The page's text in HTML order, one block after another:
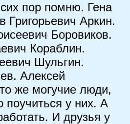
пор помню. Гена
Григорьевич Аркин.
Боровиков.
Кораблин.
Шульгин.
Алексей
же могучие люди,
поучиться у них. А
И друзья у